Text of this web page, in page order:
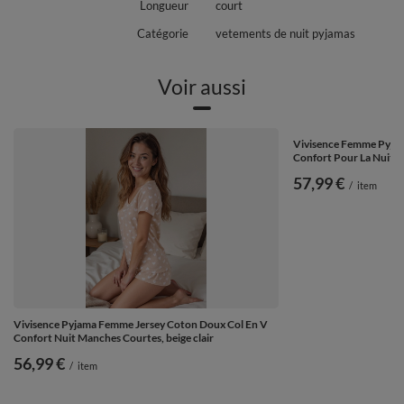
Longueur
court
Catégorie
vetements de nuit pyjamas
Voir aussi
Vivisence Pyjama Femme Jersey Coton Doux Col En V
Confort Nuit Manches Courtes, beige clair
56,99 € / item
Vivisence Femme
Confort Pour La Nuit,
57,99 € / item